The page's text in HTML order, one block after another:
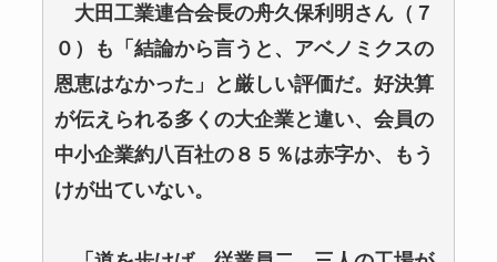
大田工業連合会長の舟久保利明さん（７
０）も「結論から言うと、アベノミクスの
恩恵はなかった」と厳しい評価だ。好決算
が伝えられる多くの大企業と違い、会員の
中小企業約八百社の８５％は赤字か、もう
けが出ていない。